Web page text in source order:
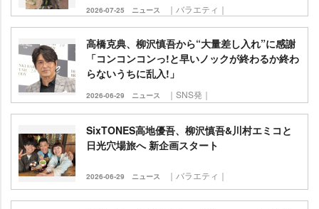
2026-07-25 ニュース ｜バラエティ｜
高橋克典、柳沢慎吾から“大量差し入れ”に感謝
「コンコンコンっ!と早いノックが終わるか終わ
らないうちに乱入!」
2026-06-29 ニュース ｜SNS発｜
SixTONES高地優吾、柳沢慎吾&川村エミコと
日光穴場旅へ 新企画スタート
2026-06-29 ニュース ｜バラエティ｜